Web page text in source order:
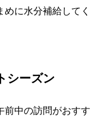
に水分補給してく
シーズン
前中の訪問がおすす